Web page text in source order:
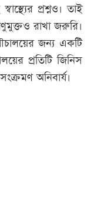
প্রশ্নও। তাই
রাখা জরুরি।
জন্য একটি
প্রতিটি জিনিস
অনিবার্য।